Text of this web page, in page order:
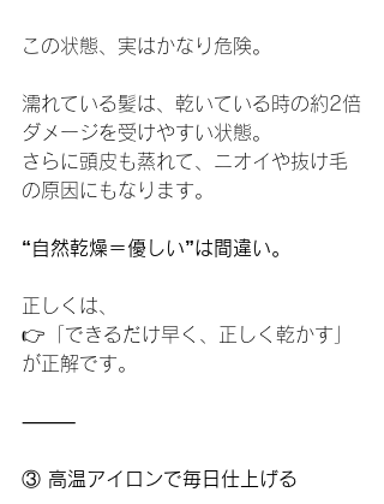
この状態、実はかなり危険。
濡れている髪は、乾いている時の約2倍
ダメージを受けやすい状態。
さらに頭皮も蒸れて、ニオイや抜け毛
の原因にもなります。
“自然乾燥＝優しい”は間違い。
正しくは、
👉「できるだけ早く、正しく乾かす」
が正解です。
⸻
③ 高温アイロンで毎日仕上げる